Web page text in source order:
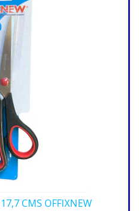
CMS OFFIXNEW